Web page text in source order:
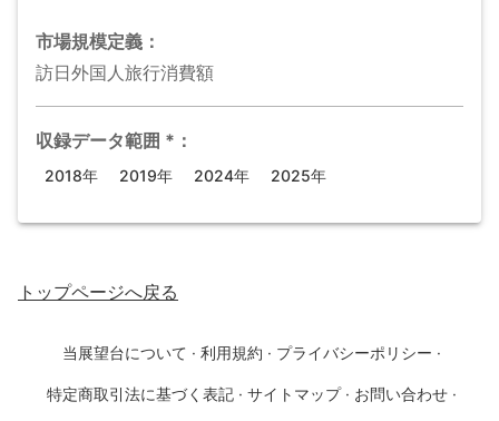
市場規模定義：
訪日外国人旅行消費額
収録データ範囲 * ：
2018年 2019年 2024年 2025年
トップページへ戻る
当展望台について · 利用規約 · プライバシーポリシー ·
特定商取引法に基づく表記 · サイトマップ · お問い合わせ ·